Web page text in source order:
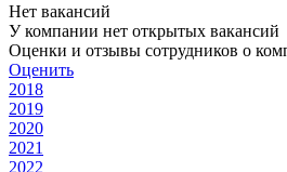
Нет вакансий
У компании нет открытых вакансий
Оценки и отзывы сотрудников о
Оценить
2018
2019
2020
2021
2022